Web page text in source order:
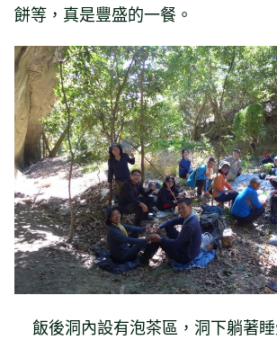
餅等，真是豐盛的一餐。
飯後洞內設有泡茶區，洞下躺著睡